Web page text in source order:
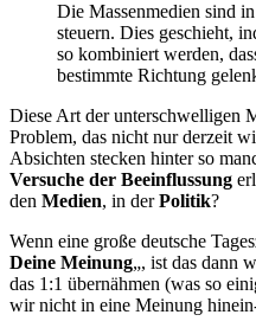
Die Massenmedien sind
steuern. Dies geschieht,
so kombiniert werden,
bestimmte Richtung
Diese Art der unterschwelligen
Problem, das nicht nur derzeit
Absichten stecken hinter so
Versuche der Beeinflussung
den Medien, in derPolitik?
Wenn eine große deutsche
Deine Meinung„, ist das dann
das 1:1 übernähmen (was so
wir nicht in eine Meinung